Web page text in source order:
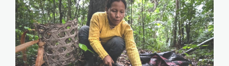
1-boca-pariamanu-
diego-perez-spda